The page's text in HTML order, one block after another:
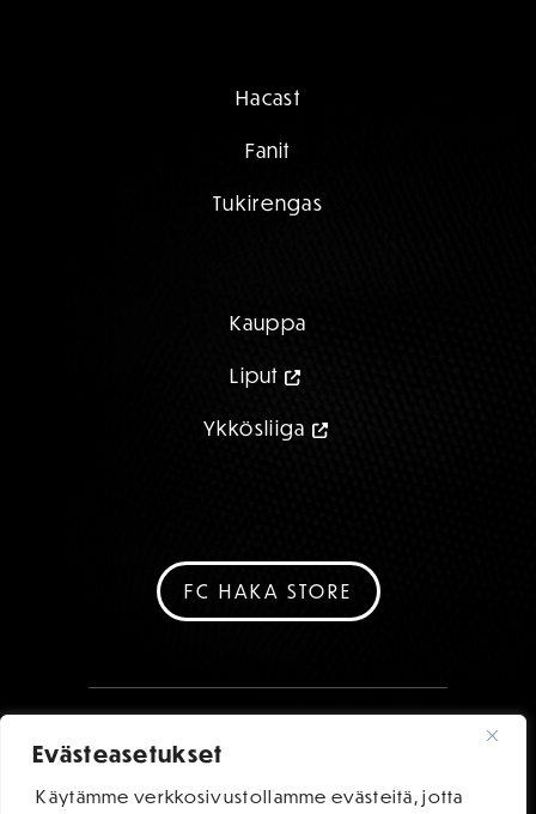
Evästeasetukset
Käytämme verkkosivustollamme evästeitä, jotta
Hacast
Fanit
Tukirengas
Kauppa
Liput
Ykkösliiga
FC HAKA STORE